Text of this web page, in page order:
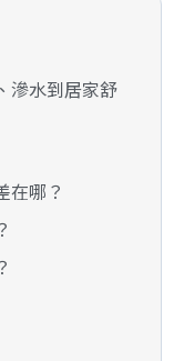
滲水到居家舒
在哪？